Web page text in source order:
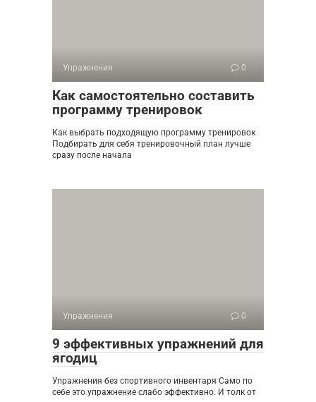
Упражнения 0
Как самостоятельно составить
программу тренировок
Как выбрать подходящую программу тренировок
Подбирать для себя тренировочный план лучше
сразу после начала
Упражнения 0
9 эффективных упражнений для
ягодиц
Упражнения без спортивного инвентаря Само по
себе это упражнение слабо эффективно. И толк от